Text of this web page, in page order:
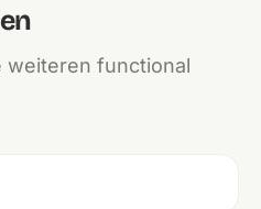
weiteren functional